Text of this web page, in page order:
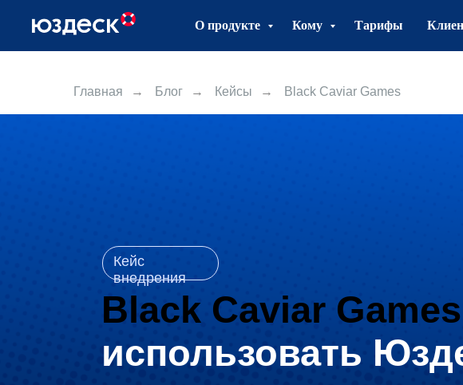
О продукте Кому Тарифы
Главная → Блог → Кейсы → Black Caviar Games
Кейс
внедрения
Black Caviar
использовать